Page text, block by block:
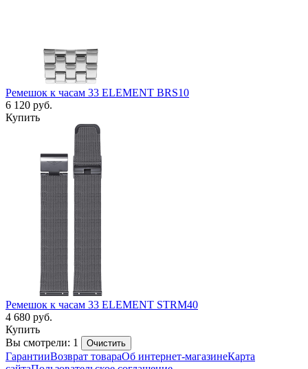
Ремешок к часам 33 ELEMENT BRS10
6 120 руб.
Купить
Ремешок к часам 33 ELEMENT STRM40
4 680 руб.
Купить
Вы смотрели: 1
Очистить
ГарантииВозврат товараОб интернет-магазинеКарта